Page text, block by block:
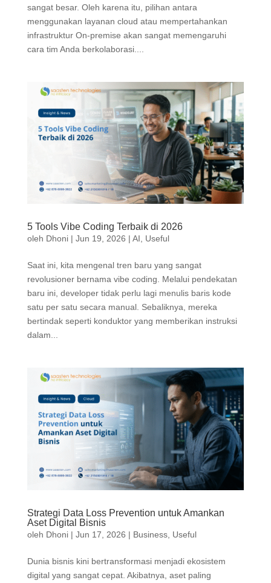
sangat besar. Oleh karena itu, pilihan antara
menggunakan layanan cloud atau mempertahankan
infrastruktur On-premise akan sangat memengaruhi
cara tim Anda berkolaborasi....
5 Tools Vibe Coding Terbaik di 2026
oleh Dhoni| Jun 19, 2026 | AI, Useful
Saat ini, kita mengenal tren baru yang sangat
revolusioner bernama vibe coding. Melalui pendekatan
baru ini, developer tidak perlu lagi menulis baris kode
satu per satu secara manual. Sebaliknya, mereka
bertindak seperti konduktor yang memberikan instruksi
dalam...
Strategi Data Loss Prevention untuk Amankan
Aset Digital Bisnis
oleh Dhoni| Jun 17, 2026 | Business, Useful
Dunia bisnis kini bertransformasi menjadi ekosistem
digital yang sangat cepat. Akibatnya, aset paling